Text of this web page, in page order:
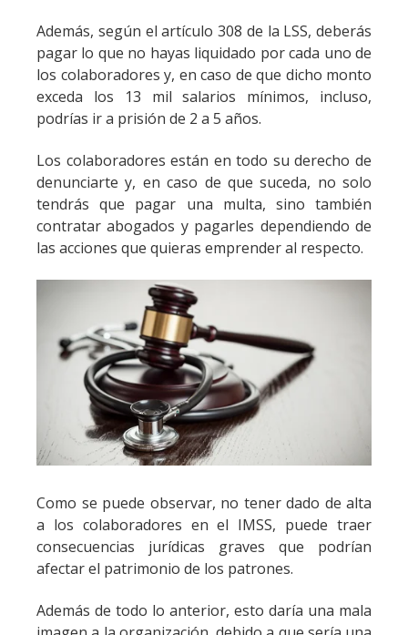
Además, según el artículo 308 de la LSS, deberás
pagar lo que no hayas liquidado por cada uno de
los colaboradores y, en caso de que dicho monto
exceda los 13 mil salarios mínimos, incluso,
podrías ir a prisión de 2 a 5 años.
Los colaboradores están en todo su derecho de
denunciarte y, en caso de que suceda, no solo
tendrás que pagar una multa, sino también
contratar abogados y pagarles dependiendo de
las acciones que quieras emprender al respecto.
Como se puede observar, no tener dado de alta
a los colaboradores en el IMSS, puede traer
consecuencias jurídicas graves que podrían
afectar el patrimonio de los patrones.
Además de todo lo anterior, esto daría una mala